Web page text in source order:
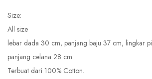
Size:
All size
lebar dada 30 cm, panjang baju 37 cm, lingkar
panjang celana 28 cm
Terbuat dari 100% Cotton.